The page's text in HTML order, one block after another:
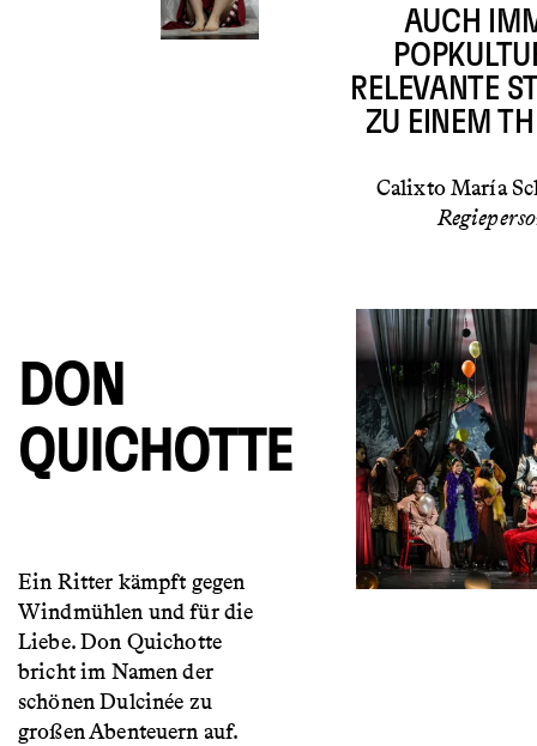
AUCH
RELEVANTE
ZU EINEM
Calixto María
DON
QUICHOTTE
Ein Ritter kämpft gegen
Windmühlen und für die
Liebe. Don Quichotte
bricht im Namen der
schönen Dulcinée zu
großen Abenteuern auf.